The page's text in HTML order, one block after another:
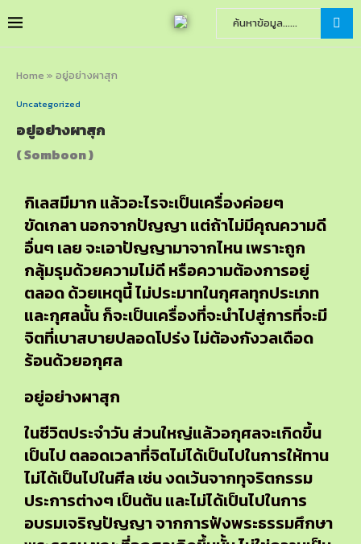
Home » อยู่อย่างผาสุก
Uncategorized
อยู่อย่างผาสุก
( Somboon )
กิเลสมีมาก แล้วอะไรจะเป็นเครื่องค่อยๆ
ขัดเกลา นอกจากปัญญา แต่ถ้าไม่มีคุณความดี
อื่นๆ เลย จะเอาปัญญามาจากไหน เพราะถูก
กลุ้มรุมด้วยความไม่ดี หรือความต้องการอยู่
ตลอด ด้วยเหตุนี้ ไม่ประมาทในกุศลทุกประเภท
และกุศลนั้น ก็จะเป็นเครื่องที่จะนำไปสู่การที่จะมี
จิตที่เบาสบายปลอดโปร่ง ไม่ต้องกังวลเดือด
ร้อนด้วยอกุศล
อยู่อย่างผาสุก
ในชีวิตประจำวัน ส่วนใหญ่แล้วอกุศลจะเกิดขึ้น
เป็นไป ตลอดเวลาที่จิตไม่ได้เป็นไปในการให้ทาน
ไม่ได้เป็นไปในศีล เช่น งดเว้นจากทุจริตกรรม
ประการต่างๆ เป็นต้น และไม่ได้เป็นไปในการ
อบรมเจริญปัญญา จากการฟังพระธรรมศึกษา